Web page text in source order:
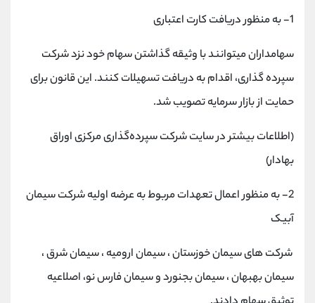
1- به منظور دریافت کارت اعتباری
سهامداران میتوانند با وثیقه گذاشتن سهام خود نزد شرکت
سپرده گذاری، اقدام به دریافت تسهیلات کنند. این قانون برای
حمایت از بازار سرمایه تصویب شد.
(اطلاعات بیشتر در سایت شرکت سپرده‌گذاری مرکزی اوراق
بهادار)
2- به منظور اعمال تعهدات مربوط به عرضه اولیه شرکت سیمان
آبیک
شرکت های سیمان خوزستان ، سیمان ارومیه ، سیمان شرق ،
سیمان بهبهان ، سیمان بجنورد و سیمان فارس نو، اصلاعیه